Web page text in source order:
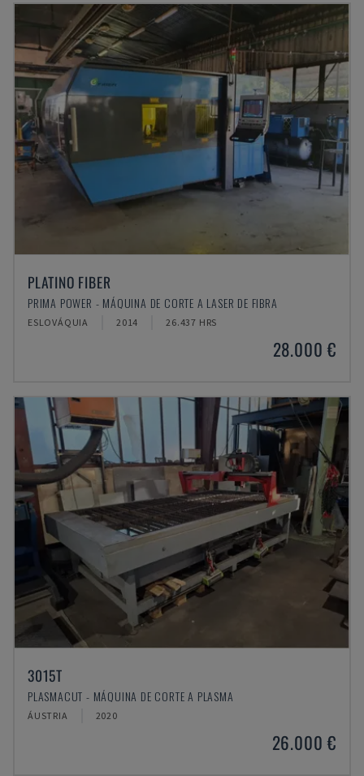
PLATINO FIBER
PRIMA POWER - MÁQUINA DE CORTE A LASER DE FIBRA
ESLOVÁQUIA 2014 26.437 HRS
28.000 €
3015T
PLASMACUT - MÁQUINA DE CORTE A PLASMA
ÁUSTRIA 2020
26.000 €